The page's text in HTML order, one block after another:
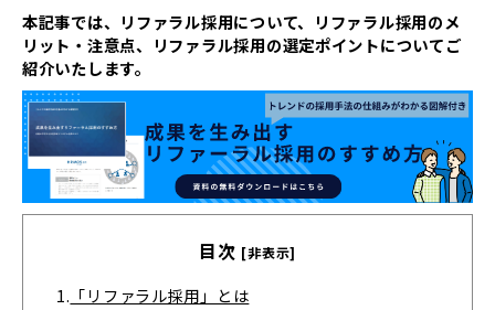
本記事では、リファラル採用について、リファラル採用のメ
リット・注意点、リファラル採用の選定ポイントについてご
紹介いたします。
目次 [非表示]
1. 「リファラル採用」とは